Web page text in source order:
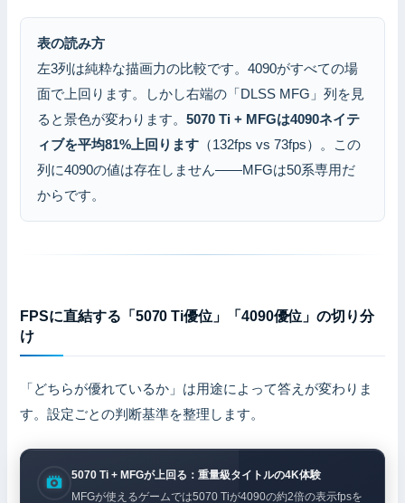
表の読み方
左3列は純粋な描画力の比較です。4090がすべての場
面で上回ります。しかし右端の「DLSS MFG」列を見
ると景色が変わります。5070 Ti + MFGは4090ネイテ
ィブを平均81%上回ります （132fps vs 73fps）。この
列に4090の値は存在しません——MFGは50系専用だ
からです。
FPSに直結する「5070 Ti優位」「4090優位」の切り分
け
「どちらが優れているか」は用途によって答えが変わりま
す。設定ごとの判断基準を整理します。
5070 Ti + MFGが上回る：重量級タイトルの4K体験
MFGが使えるゲームでは5070 Tiが4090の約2倍の表示fpsを